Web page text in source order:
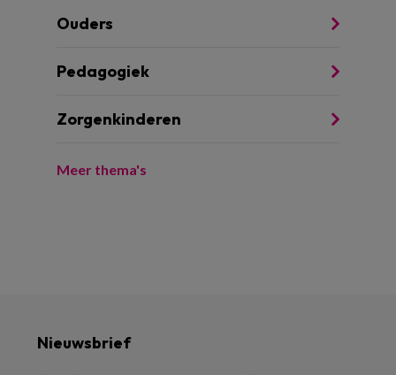
Ouders
Pedagogiek
Zorgenkinderen
Meer thema's
Nieuwsbrief